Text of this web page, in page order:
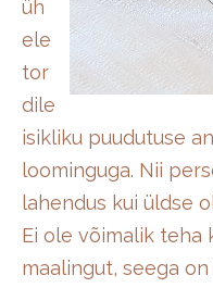
üh
ele
tor
dile
isikliku puudutuse
loominguga. Nii
lahendus kui üldse
Ei ole võimalik teha
maalingut, seega